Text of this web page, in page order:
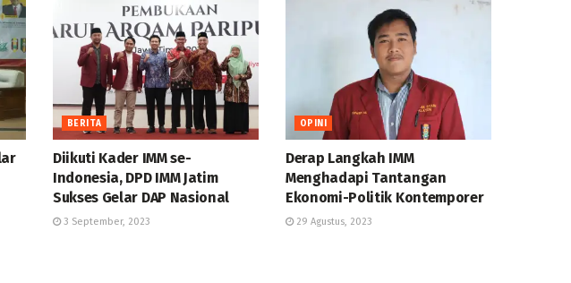
BERITA
Diikuti Kader IMM se-
Indonesia, DPD IMM Jatim
Sukses Gelar DAP Nasional
3 September, 2023
OPINI
Derap Langkah IMM
Menghadapi Tantangan
Ekonomi-Politik Kontemporer
29 Agustus, 2023